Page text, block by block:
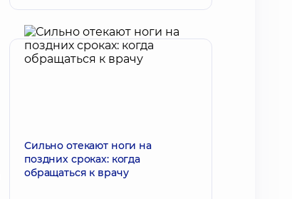
Сильно отекают ноги на
поздних сроках: когда
обращаться к врачу